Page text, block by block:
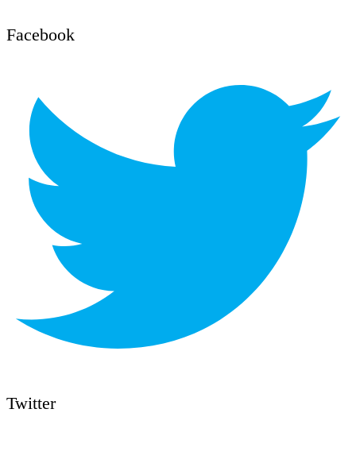
Facebook
Twitter